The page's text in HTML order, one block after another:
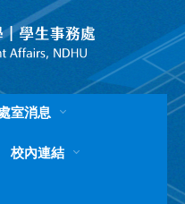
室消息
校內連結